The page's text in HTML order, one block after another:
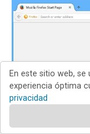
En este sitio web,
experiencia óptima
privacidad